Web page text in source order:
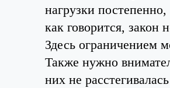
нагрузки
как говорится, закон
Здесь ограничением
Также нужно
них не